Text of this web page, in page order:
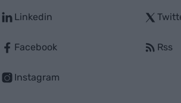
Linkedin
Facebook
Instagram
Rss